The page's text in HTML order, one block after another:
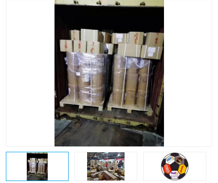
深圳DHL国际快递 伊朗快递
深圳国际快递公司
深圳国际物流公司 深圳国际快递电话
DHL国际快递电话 深圳国际快递
新能源电池出口物流